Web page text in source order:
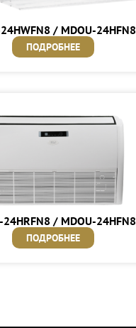
/ MDOU-24HFN8
ПОДРОБНЕЕ
24HRFN8 / MDOU-24HFN8
ПОДРОБНЕЕ